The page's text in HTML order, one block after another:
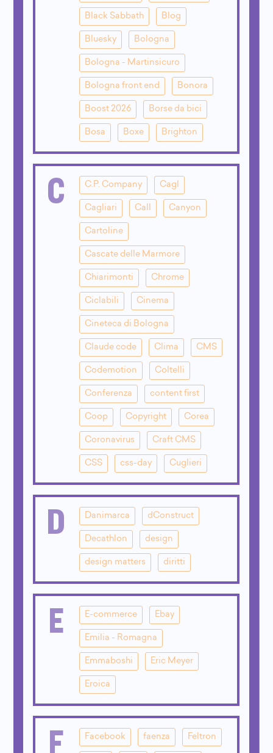
Black Sabbath Blog
Bluesky Bologna
Bologna - Martinsicuro
Bologna front end Bonora
Boost 2026 Borse da bici
Bosa Boxe Brighton
C C.P. Company Cagl
Cagliari Call Canyon
Cartoline
Cascate delle Marmore
Chiarimonti Chrome
Ciclabili Cinema
Cineteca di Bologna
Claude code Clima CMS
Codemotion Coltelli
Conferenza content first
Coop Copyright Corea
Coronavirus Craft CMS
CSS css-day Cuglieri
D Danimarca dConstruct
Decathlon design
design matters diritti
E E-commerce Ebay
Emilia - Romagna
Emmaboshi Eric Meyer
Eroica
F Facebook faenza Feltron